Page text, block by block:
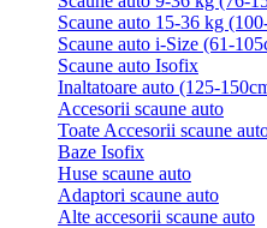
Scaune auto 15-36 kg
Scaune auto i-Size (61-
Scaune auto Isofix
Inaltatoare auto (125-
Accesorii scaune auto
Toate Accesorii scaune
Baze Isofix
Huse scaune auto
Adaptori scaune auto
Alte accesorii scaune auto